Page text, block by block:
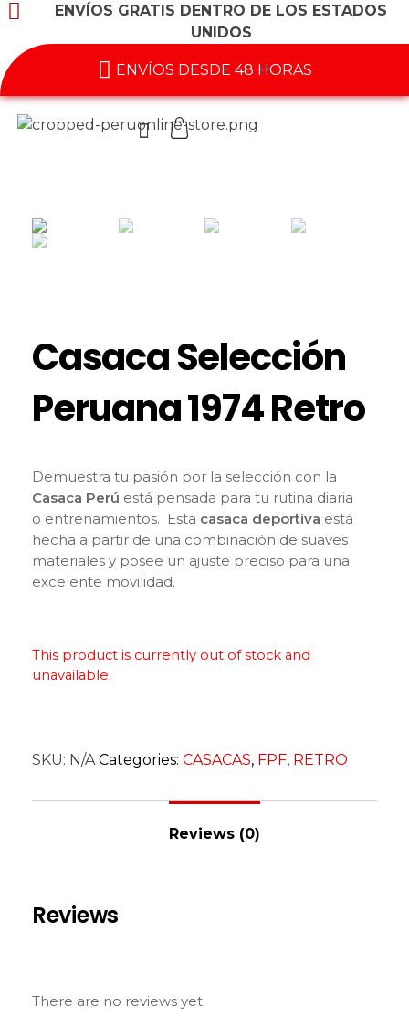
ENVÍOS GRATIS DENTRO DE LOS ESTADOS
UNIDOS
ENVÍOS DESDE 48 HORAS
Casaca Selección
Peruana 1974 Retro
Demuestra tu pasión por la selección con la
Casaca Perú está pensada para tu rutina diaria
o entrenamientos. Esta casaca deportiva está
hecha a partir de una combinación de suaves
materiales y posee un ajuste preciso para una
excelente movilidad.
This product is currently out of stock and
unavailable.
SKU: N/A Categories: CASACAS, FPF, RETRO
Reviews (0)
Reviews
There are no reviews yet.